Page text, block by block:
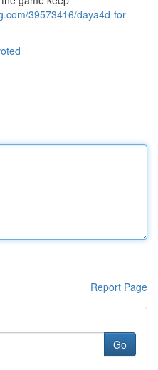
39573416/daya4d-for-
Report Page
Go